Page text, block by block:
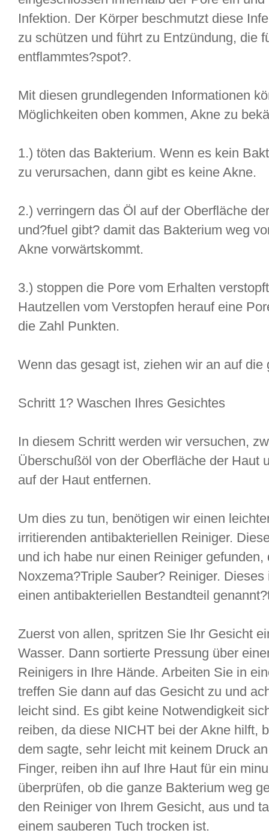
Infektion. Der Körper beschmutzt diese
zu schützen und führt zu Entzündung, die
entflammtes?spot?.
Mit diesen grundlegenden Informationen
Möglichkeiten oben kommen, Akne zu
1.) töten das Bakterium. Wenn es kein
zu verursachen, dann gibt es keine Akne.
2.) verringern das Öl auf der Oberfläche
und?fuel gibt? damit das Bakterium weg
Akne vorwärtskommt.
3.) stoppen die Pore vom Erhalten
Hautzellen vom Verstopfen herauf eine
die Zahl Punkten.
Wenn das gesagt ist, ziehen wir an auf
Schritt 1? Waschen Ihres Gesichtes
In diesem Schritt werden wir versuchen,
Überschußöl von der Oberfläche der Haut
auf der Haut entfernen.
Um dies zu tun, benötigen wir einen
irritierenden antibakteriellen Reiniger.
und ich habe nur einen Reiniger
Noxzema?Triple Sauber? Reiniger.
einen antibakteriellen Bestandteil
Zuerst von allen, spritzen Sie Ihr Gesicht
Wasser. Dann sortierte Pressung über
Reinigers in Ihre Hände. Arbeiten Sie in
treffen Sie dann auf das Gesicht zu und
leicht sind. Es gibt keine Notwendigkeit
reiben, da diese NICHT bei der Akne hilft,
dem sagte, sehr leicht mit keinem Druck
Finger, reiben ihn auf Ihre Haut für ein
überprüfen, ob die ganze Bakterium weg
den Reiniger von Ihrem Gesicht, aus und
einem sauberen Tuch trocken ist.